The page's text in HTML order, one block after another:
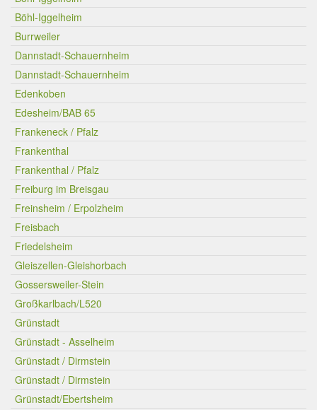
Böhl-Iggelheim
Burrweiler
Dannstadt-Schauernheim
Dannstadt-Schauernheim
Edenkoben
Edesheim/BAB 65
Frankeneck / Pfalz
Frankenthal
Frankenthal / Pfalz
Freiburg im Breisgau
Freinsheim / Erpolzheim
Freisbach
Friedelsheim
Gleiszellen-Gleishorbach
Gossersweiler-Stein
Großkarlbach/L520
Grünstadt
Grünstadt - Asselheim
Grünstadt / Dirmstein
Grünstadt / Dirmstein
Grünstadt/Ebertsheim